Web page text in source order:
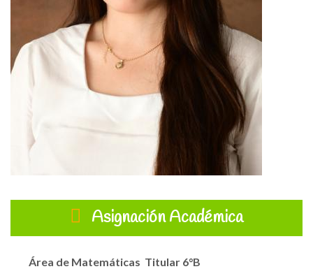
Asignación Académica
Área de Matemáticas Titular 6°B